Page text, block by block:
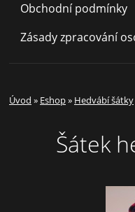
Obchodní podmínky
Zásady zpracování
Úvod » Eshop» Hedvábí šátky
Šátek